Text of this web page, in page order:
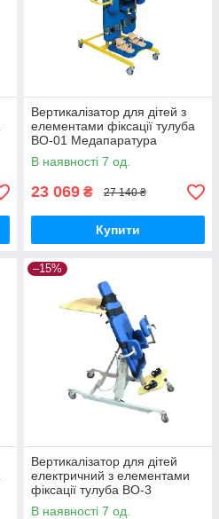
Вертикалізатор для дітей з
елементами фіксації тулуба
ВО-01 Медапаратура
В наявності 7 од.
23 069 ₴ 27 140 ₴
Купити
–15%
Вертикалізатор для дітей
електричний з елементами
фіксації тулуба ВО-3
Медапаратура
В наявності 7 од.